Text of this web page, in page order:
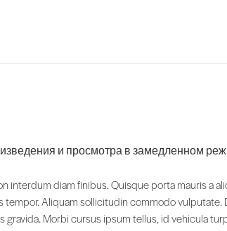
и просмотра в замедленном
diam finibus. Quisque porta mauris a
Aliquam sollicitudin commodo vulputate.
Morbi cursus ipsum tellus, id vehicula